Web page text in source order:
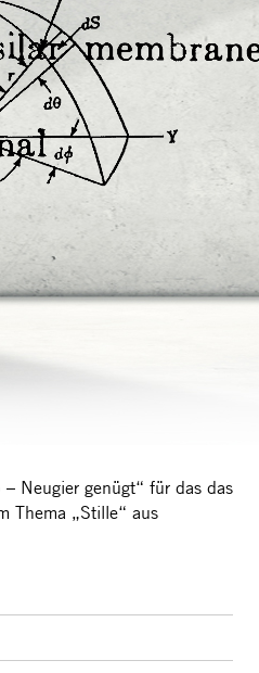
Neugier genügt“ für das das
Thema „Stille“ aus